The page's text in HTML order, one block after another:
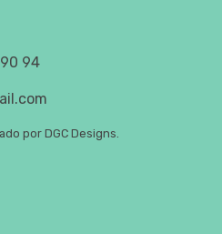
94
por DGC Designs.